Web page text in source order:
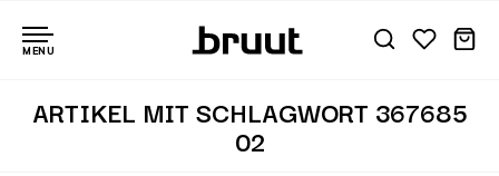
MENU
ARTIKEL MIT SCHLAGWORT 367685
02